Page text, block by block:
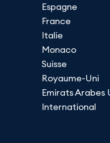
Espagne
France
Italie
Monaco
Suisse
Royaume-Uni
Emirats Arabes
International